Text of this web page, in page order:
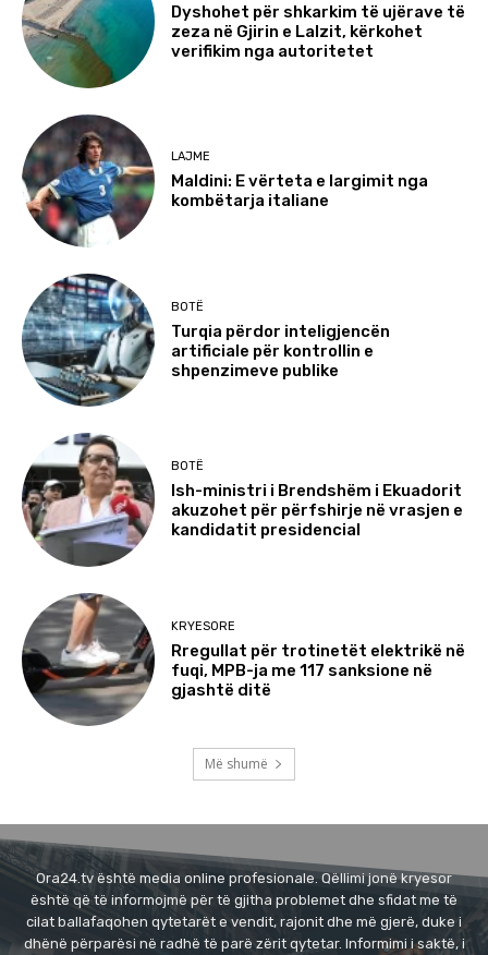
Dyshohet për shkarkim të ujërave të
zeza në Gjirin e Lalzit, kërkohet
verifikim nga autoritetet
LAJME
Maldini: E vërteta e largimit nga
kombëtarja italiane
BOTË
Turqia përdor inteligjencën
artificiale për kontrollin e
shpenzimeve publike
BOTË
Ish-ministri i Brendshëm i Ekuadorit
akuzohet për përfshirje në vrasjen e
kandidatit presidencial
KRYESORE
Rregullat për trotinetët elektrikë në
fuqi, MPB-ja me 117 sanksione në
gjashtë ditë
Më shumë
Ora24.tv është media online profesionale. Qëllimi jonë kryesor
është që të informojmë për të gjitha problemet dhe sfidat me të
cilat ballafaqohen qytetarët e vendit, rajonit dhe më gjerë, duke i
dhënë përparësi në radhë të parë zërit qytetar. Informimi i saktë, i